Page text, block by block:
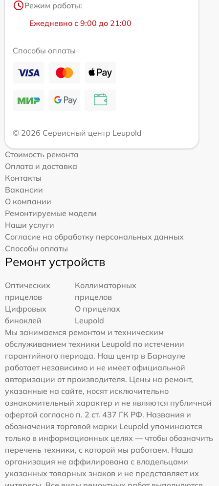
Режим работы:
Ежедневно с 9:00 до 21:00
Способы оплаты
© 2026 Сервисный центр Leupold
Стоимость ремонта
Оплата и доставка
Контакты
Вакансии
О компании
Ремонтируемые модели
Наши услуги
Согласие на обработку персональных данных
Способы оплаты
Ремонт устройств
Оптических
прицелов
Коллиматорных
прицелов
Цифровых
биноклей
О прицелах
Leupold
Мы занимаемся ремонтом и техническим
обслуживанием техники Leupold по истечении
гарантийного периода. Наш центр в Барнауле
работает независимо и не имеет официальной
авторизации от производителя. Цены на ремонт,
указанные на сайте, носят исключительно
ознакомительный характер и не являются публичной
офертой согласно п. 2 ст. 437 ГК РФ. Названия и
обозначения торговой марки Leupold упоминаются
только в информационных целях — чтобы обозначить
перечень техники, с которой мы работаем. Наша
организация не аффилирована с владельцами
указанных товарных знаков и не представляет их